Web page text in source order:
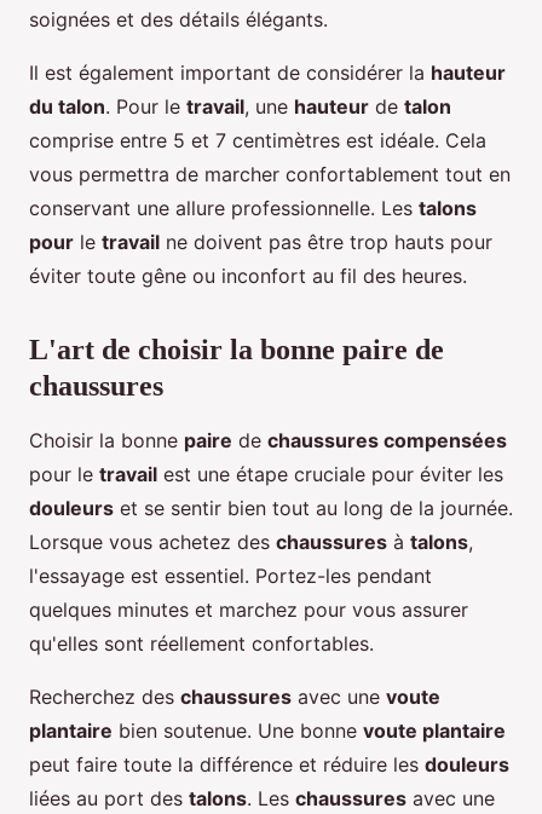
soignées et des détails élégants.
Il est également important de considérer la hauteur
du talon. Pour le travail, une hauteur de talon
comprise entre 5 et 7 centimètres est idéale. Cela
vous permettra de marcher confortablement tout en
conservant une allure professionnelle. Les talons
pour le travail ne doivent pas être trop hauts pour
éviter toute gêne ou inconfort au fil des heures.
L'art de choisir la bonne paire de
chaussures
Choisir la bonne paire de chaussures compensées
pour le travail est une étape cruciale pour éviter les
douleurs et se sentir bien tout au long de la journée.
Lorsque vous achetez des chaussures à talons,
l'essayage est essentiel. Portez-les pendant
quelques minutes et marchez pour vous assurer
qu'elles sont réellement confortables.
Recherchez des chaussures avec une voute
plantaire bien soutenue. Une bonne voute plantaire
peut faire toute la différence et réduire les douleurs
liées au port des talons. Les chaussures avec une